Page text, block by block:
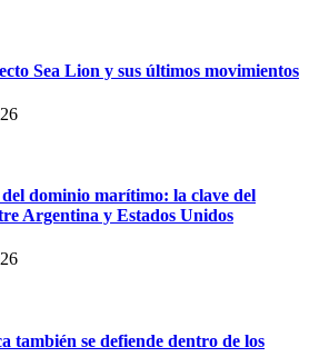
Sea Lion y sus últimos movimientos
dominio marítimo: la clave del
Argentina y Estados Unidos
también se defiende dentro de los